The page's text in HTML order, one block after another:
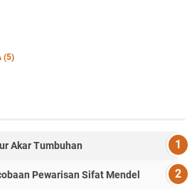
(5)
Akar Tumbuhan
Pewarisan Sifat Mendel